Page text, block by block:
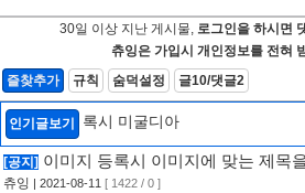
30일 이상 지난 게시물, 로그인을 하시면
츄잉은 가입시 개인정보를 전혀
즐찾추가
규칙 숨덕설정 글10/댓글2
인기글보기 록시 미굴디아
[공지] 이미지 등록시 이미지에 맞는 제목
츄잉 | 2021-08-11 [ 1422 / 0 ]